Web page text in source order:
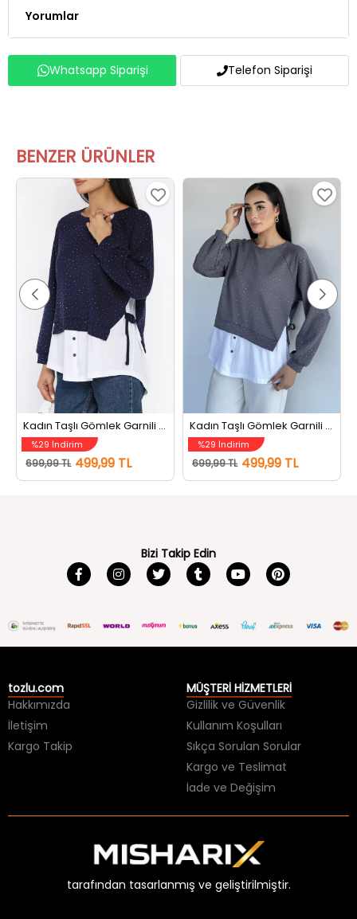
Yorumlar
Whatsapp Siparişi Telefon Siparişi
BENZER ÜRÜNLER
Kadın Taşlı Gömlek Garnili Sweatshirt Lacivert
%29 İndirim
699,99 TL 499,99 TL
Kadın Taşlı Gömlek Garnili Sweatshirt Gri
%29 İndirim
699,99 TL 499,99 TL
Bizi Takip Edin
tozlu.com
Hakkımızda
İletişim
Kargo Takip
MÜŞTERİ HİZMETLERİ
Gizlilik ve Güvenlik
Kullanım Koşulları
Sıkça Sorulan Sorular
Kargo ve Teslimat
İade ve Değişim
tarafından tasarlanmış ve geliştirilmiştir.